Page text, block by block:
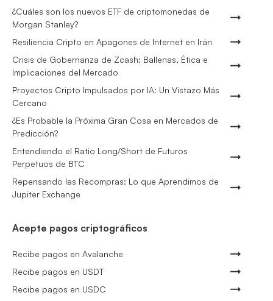
¿Cuáles son los nuevos ETF de criptomonedas de
Morgan Stanley?
Resiliencia Cripto en Apagones de Internet en Irán
Crisis de Gobernanza de Zcash: Ballenas, Ética e
Implicaciones del Mercado
Proyectos Cripto Impulsados por IA: Un Vistazo Más
Cercano
¿Es Probable la Próxima Gran Cosa en Mercados de
Predicción?
Entendiendo el Ratio Long/Short de Futuros
Perpetuos de BTC
Repensando las Recompras: Lo que Aprendimos de
Jupiter Exchange
Acepte pagos criptográficos
Recibe pagos en Avalanche
Recibe pagos en USDT
Recibe pagos en USDC